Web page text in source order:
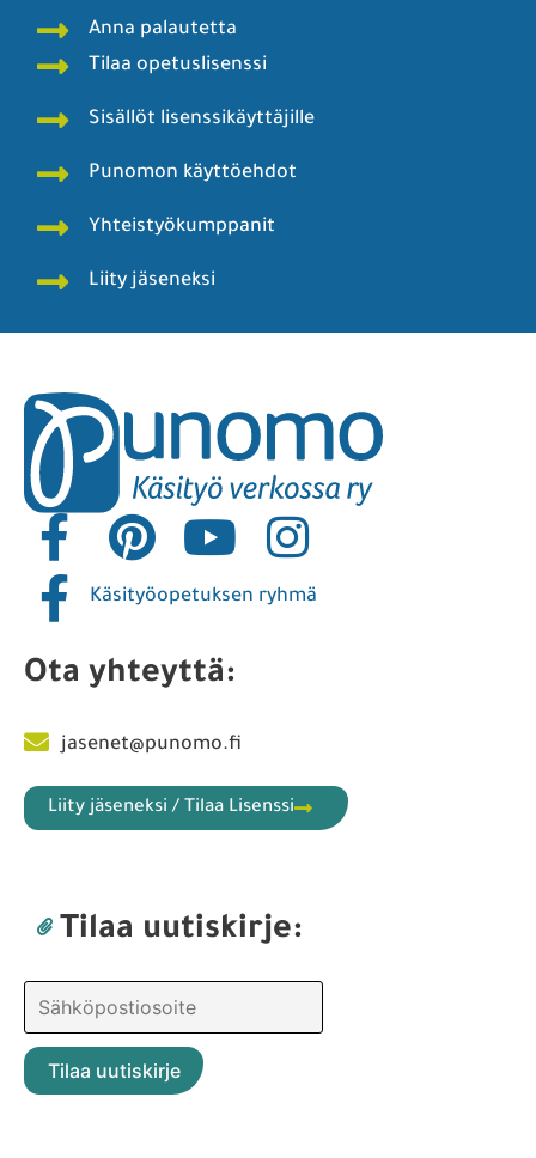
Anna palautetta
Tilaa opetuslisenssi
Sisällöt lisenssikäyttäjille
Punomon käyttöehdot
Yhteistyökumppanit
Liity jäseneksi
Käsityöopetuksen ryhmä
Ota yhteyttä:
jasenet@punomo.fi
Liity jäseneksi / Tilaa Lisenssi
Tilaa uutiskirje: